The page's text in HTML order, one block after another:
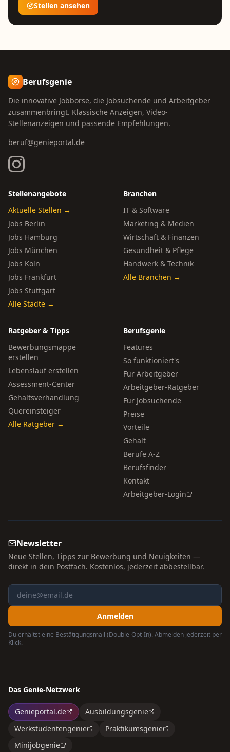
Stellen ansehen
Berufsgenie
Die innovative Jobbörse, die Jobsuchende und Arbeitgeber
zusammenbringt. Klassische Anzeigen, Video-
Stellenanzeigen und passende Empfehlungen.
beruf@genieportal.de
Stellenangebote
Aktuelle Stellen →
Jobs Berlin
Jobs Hamburg
Jobs München
Jobs Köln
Jobs Frankfurt
Jobs Stuttgart
Alle Städte →
Branchen
IT & Software
Marketing & Medien
Wirtschaft & Finanzen
Gesundheit & Pflege
Handwerk & Technik
Alle Branchen →
Ratgeber & Tipps
Bewerbungsmappe
erstellen
Lebenslauf erstellen
Assessment-Center
Gehaltsverhandlung
Quereinsteiger
Alle Ratgeber →
Berufsgenie
Features
So funktioniert's
Für Arbeitgeber
Arbeitgeber-Ratgeber
Für Jobsuchende
Preise
Vorteile
Gehalt
Berufe A-Z
Berufsfinder
Kontakt
Arbeitgeber-Login
Newsletter
Neue Stellen, Tipps zur Bewerbung und Neuigkeiten —
direkt in dein Postfach. Kostenlos, jederzeit abbestellbar.
Anmelden
Du erhältst eine Bestätigungsmail (Double-Opt-In). Abmelden jederzeit per
Klick.
Das Genie-Netzwerk
Genieportal.de
Ausbildungsgenie
Werkstudentengenie
Praktikumsgenie
Minijobgenie